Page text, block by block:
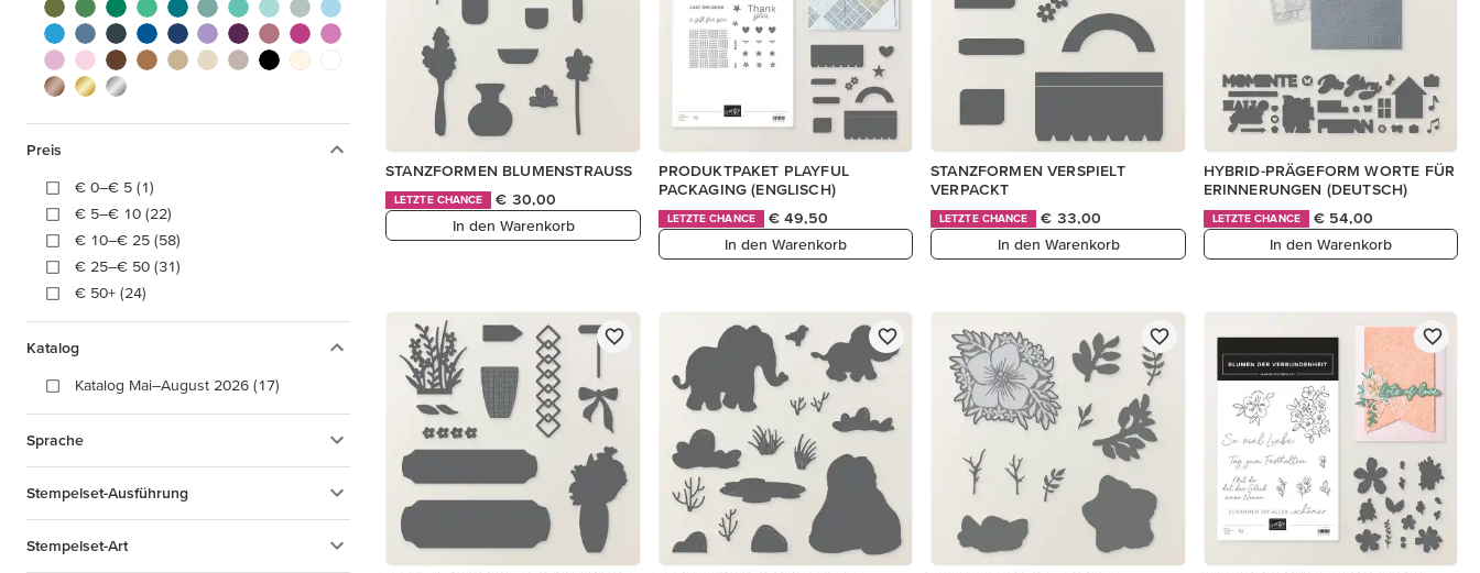
Preis
€ 0–€ 5 (1)
€ 5–€ 10 (22)
€ 10–€ 25 (58)
€ 25–€ 50 (31)
€ 50+ (24)
Katalog
Katalog Mai–August 2026 (17)
Sprache
Stempelset-Ausführung
Stempelset-Art
STANZFORMEN BLUMENSTRAUSS
LETZTE CHANCE
€ 30,00
In den Warenkorb
PRODUKTPAKET PLAYFUL
PACKAGING (ENGLISCH)
LETZTE CHANCE
€ 49,50
In den Warenkorb
STANZFORMEN VERSPIELT
VERPACKT
LETZTE CHANCE
€ 33,00
In den Warenkorb
HYBRID-PRÄGEFORM WORTE FÜR
ERINNERUNGEN (DEUTSCH)
LETZTE CHANCE
€ 54,00
In den Warenkorb